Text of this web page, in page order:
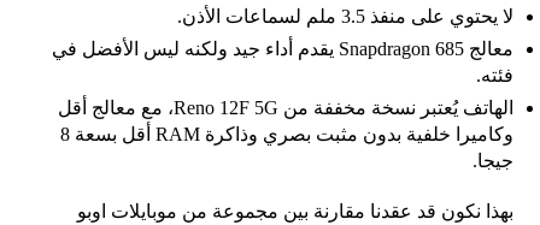
لا يحتوي على منفذ 3.5 ملم لسماعات الأذن.
معالج Snapdragon 685 يقدم أداء جيد ولكنه ليس الأفضل في
فئته.
الهاتف يُعتبر نسخة مخففة من Reno 12F 5G، مع معالج أقل
وكاميرا خلفية بدون مثبت بصري وذاكرة RAM أقل بسعة 8
جيجا.
بهذا نكون قد عقدنا مقارنة بين مجموعة من موبايلات اوبو